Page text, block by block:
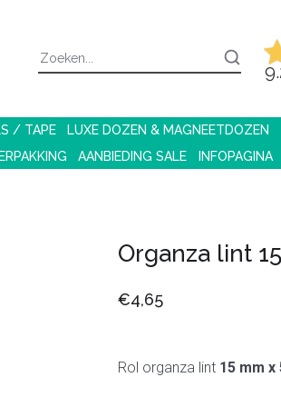
/ TAPE LUXE DOZEN & MAGNEETDOZEN
AANBIEDING SALE INFOPAGINA
Organza lint
€4,65
Rol organza lint 15 mm